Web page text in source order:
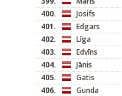
400.
Josifs
401.
Edgars
402.
Līga
403.
Edvīns
404.
Jānis
405.
Gatis
406.
Gunda